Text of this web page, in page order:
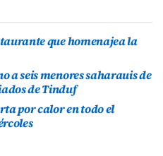
que homenajea la
a seis menores saharauis de
de Tinduf
por calor en todo el